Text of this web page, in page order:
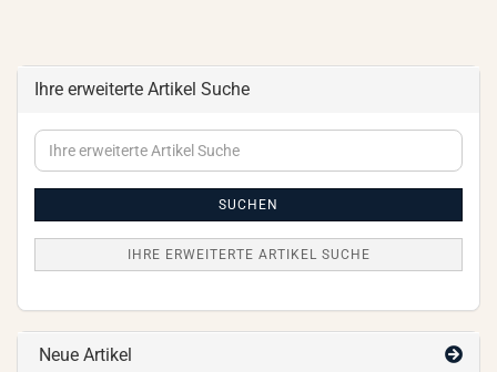
Ihre erweiterte Artikel Suche
Ihre
erweiterte
SUCHEN
IHRE ERWEITERTE ARTIKEL SUCHE
Neue Artikel